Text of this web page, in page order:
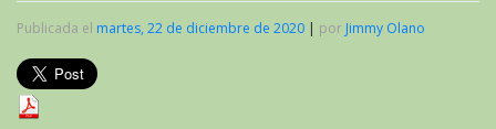
Publicada el martes, 22 de diciembre de 2020 | por Jimmy Olano